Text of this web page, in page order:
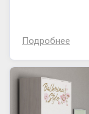
Подробнее